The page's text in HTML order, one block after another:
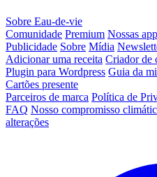
Sobre Eau-de-vie
Comunidade Premium Nossas
Publicidade Sobre Mídia
Adicionar uma receita Criador de
Plugin para Wordpress Guia da
Cartões presente
Parceiros de marca Política de
FAQ Nosso compromisso
alterações